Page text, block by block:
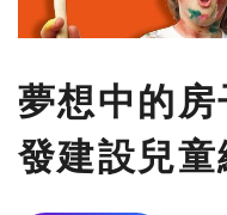
夢想中的
發建設兒